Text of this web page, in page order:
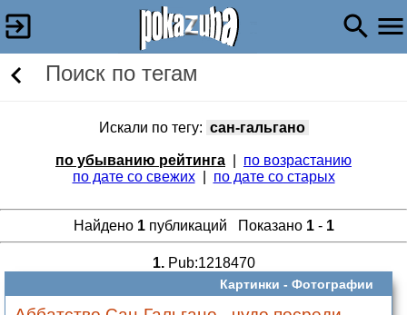
Поиск по тегам
Искали по тегу: сан-гальгано
по убыванию рейтинга
по возрастанию
по дате со свежих| по дате со старых
Найдено 1публикаций Показано 1- 1
1.Pub:1218470
Картинки - Фотографии